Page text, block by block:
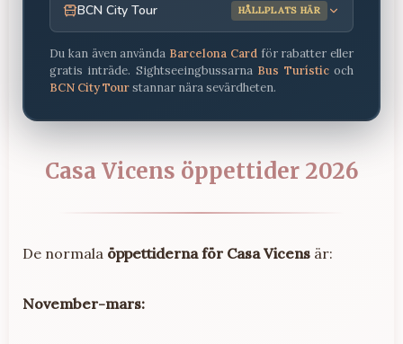
BCN City Tour HÅLLPLATS HÄR
Du kan även använda Barcelona Card för rabatter eller
gratis inträde. Sightseeingbussarna Bus Turísticoch
BCN City Tourstannar nära sevärdheten.
Casa Vicens öppettider 2026
De normala öppettiderna för Casa Vicens är:
November-mars: